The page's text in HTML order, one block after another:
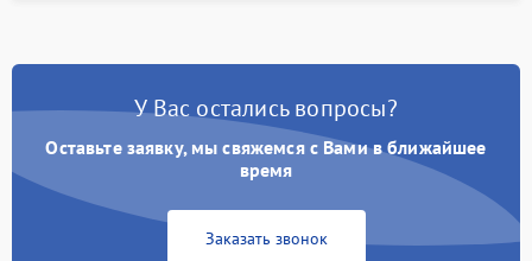
У Вас остались вопросы?
Оставьте заявку, мы свяжемся с Вами в ближайшее
время
Заказать звонок